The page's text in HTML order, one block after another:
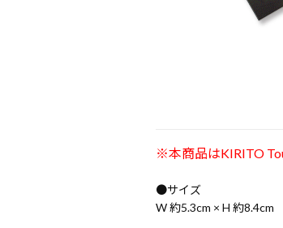
※本商品はKIRITO
●サイズ
W 約5.3cm × H 約8.4cm